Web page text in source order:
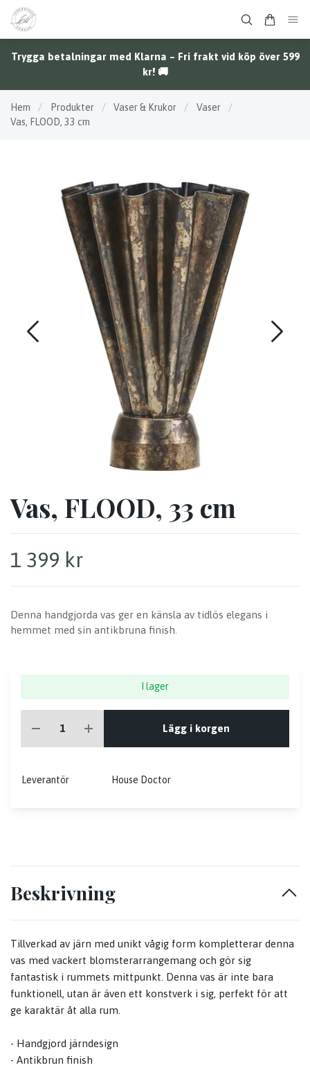
Trygga betalningar med Klarna – Fri frakt vid köp över 599
kr! 🚚
Hem / Produkter / Vaser & Krukor / Vaser
/
Vas, FLOOD, 33 cm
Vas, FLOOD, 33 cm
1 399 kr
Denna handgjorda vas ger en känsla av tidlös elegans i
hemmet med sin antikbruna finish.
I lager
Lägg i korgen
Leverantör House Doctor
Beskrivning
Tillverkad av järn med unikt vågig form kompletterar denna
vas med vackert blomsterarrangemang och gör sig
fantastisk i rummets mittpunkt. Denna vas är inte bara
funktionell, utan är även ett konstverk i sig, perfekt för att
ge karaktär åt alla rum.
- Handgjord järndesign
- Antikbrun finish